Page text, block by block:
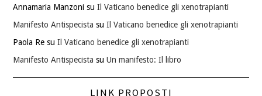
Annamaria Manzoni suIl Vaticano benedice gli xenotrapianti
Manifesto Antispecista suIl Vaticano benedice gli xenotrapianti
Paola Re suIl Vaticano benedice gli xenotrapianti
Manifesto Antispecista suUn manifesto: Il libro
LINK PROPOSTI